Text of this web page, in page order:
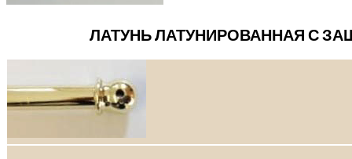
ЛАТУНЬ ЛАТУНИРОВАННАЯ С